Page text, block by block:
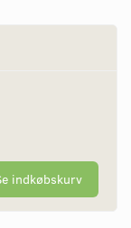
indkøbskurv